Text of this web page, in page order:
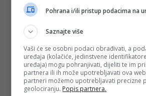
uposlenika
NUBBiH:
Namjenska
sredstva nisu
rješenje za
plate
Objavljeno:13. 11.
2024.
Opširnije
Pohrana i/ili pristup podacima na
Saznajte više
Vaši će se osobni podaci obrađivati, a
uređaja (kolačiće, jedinstvene
uređaja) mogu pohranjivati, dijeliti te im
partnera ili ih može upotrebljavati ova
partneri možemo upotrebljavati precizne
geolociranju. Popis partnera.